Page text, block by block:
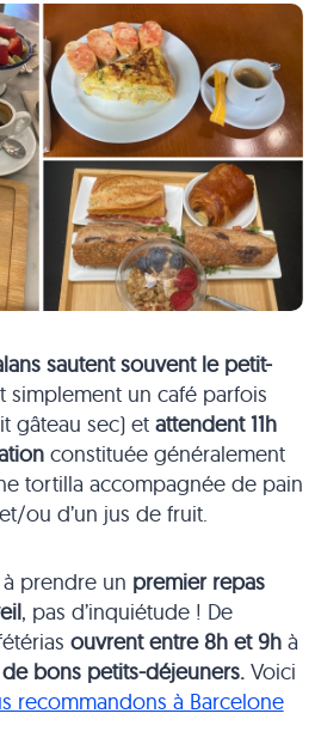
sautent souvent le petit-
un café parfois
gâteau sec) et attendent 11h
constituée généralement
tortilla accompagnée de pain
ou d’un jus de fruit.
prendre un premier repas
, pas d’inquiétude ! De
ouvrent entre 8h et 9hà
de bons petits-déjeuners.Voici
recommandons à Barcelone